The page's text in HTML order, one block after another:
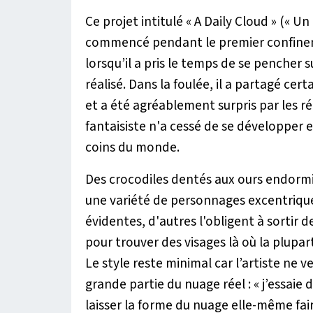
Ce projet intitulé « A Daily Cloud » («
commencé pendant le premier
lorsqu’il a pris le temps de se pencher
réalisé. Dans la foulée, il a partagé
et a été agréablement surpris par les
fantaisiste n'a cessé de se développer
coins du monde.
Des crocodiles dentés aux ours
une variété de personnages
évidentes, d'autres l'obligent à sortir
pour trouver des visages là où la
Le style reste minimal car l’artiste ne
grande partie du nuage réel :«
laisser la forme du nuage elle-même